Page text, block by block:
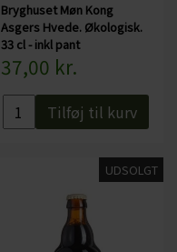
Bryghuset Møn Kong
Asgers Hvede. Økologisk.
33 cl - inkl pant
37,00 kr.
Tilføj til kurv
UDSOLGT